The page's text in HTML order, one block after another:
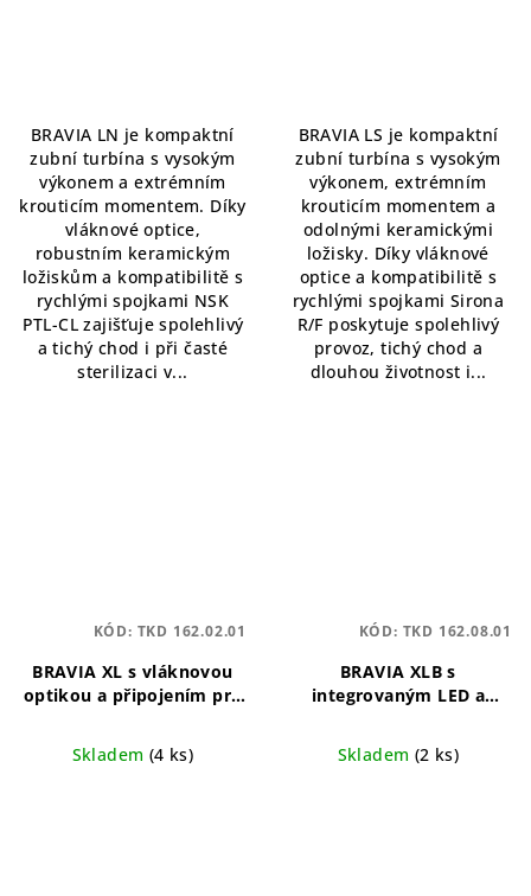
BRAVIA LN je kompaktní
zubní turbína s vysokým
výkonem a extrémním
krouticím momentem. Díky
vláknové optice,
robustním keramickým
ložiskům a kompatibilitě s
rychlými spojkami NSK
PTL-CL zajišťuje spolehlivý
a tichý chod i při časté
sterilizaci v...
BRAVIA LS je kompaktní
zubní turbína s vysokým
výkonem, extrémním
krouticím momentem a
odolnými keramickými
ložisky. Díky vláknové
optice a kompatibilitě s
rychlými spojkami Sirona
R/F poskytuje spolehlivý
provoz, tichý chod a
dlouhou životnost i...
BRAVIA XL s vláknovou
optikou a připojením pro
L(LED)Vysokorychlostní
Skladem (4 ks)
KÓD: TKD 162.02.01
BRAVIA XLB s
integrovaným LED a
Vysokorychlostní turbína
Skladem (2 ks)
KÓD: TKD 162.08.01